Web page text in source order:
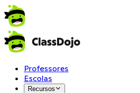
Professores
Escolas
Recursos